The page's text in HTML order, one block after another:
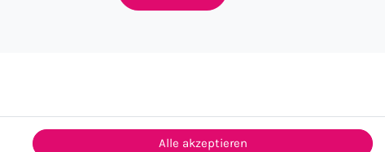
Alle akzeptieren